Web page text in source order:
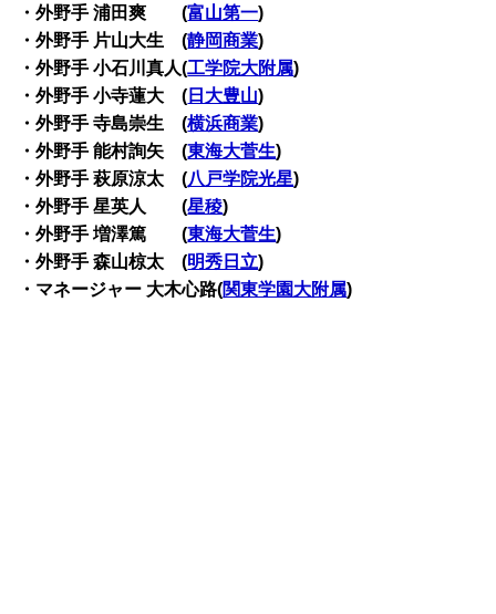
・外野手 浦田爽 (富山第一)
・外野手 片山大生 (静岡商業)
・外野手 小石川真人(工学院大附属)
・外野手 小寺蓮大 ( 日大豊山)
・外野手 寺島崇生 (横浜商業)
・外野手 能村詢矢 (東海大菅生)
・外野手 萩原涼太 (八戸学院光星)
・外野手 星英人 (星稜)
・外野手 増澤篤 (東海大菅生)
・外野手 森山椋太 (明秀日立)
・マネージャー 大木心路(関東学園大附属)